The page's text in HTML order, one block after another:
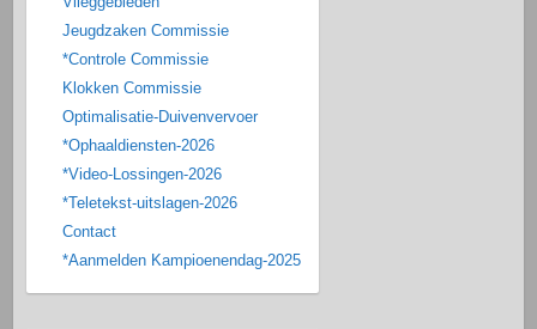
Jeugdzaken Commissie
*Controle Commissie
Klokken Commissie
Optimalisatie-Duivenvervoer
*Ophaaldiensten-2026
*Video-Lossingen-2026
*Teletekst-uitslagen-2026
Contact
*Aanmelden Kampioenendag-2025